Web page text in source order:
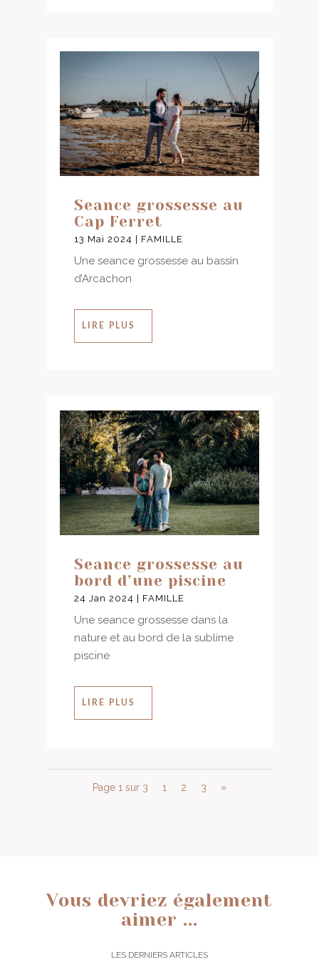
Seance grossesse au
Cap Ferret
13 Mai 2024 FAMILLE
Une seance grossesse au bassin
d’Arcachon
LIRE PLUS
Seance grossesse au
bord d’une piscine
24 Jan 2024 FAMILLE
Une seance grossesse dans la
nature et au bord de la sublime
piscine
LIRE PLUS
Page 1 sur 3 1 2 3 »
Vous devriez également
aimer ...
LES DERNIERS ARTICLES